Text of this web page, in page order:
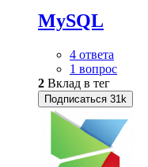
MySQL
4 ответа
1 вопрос
2 Вклад в тег
Подписаться 31k